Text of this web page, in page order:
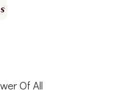
Of All